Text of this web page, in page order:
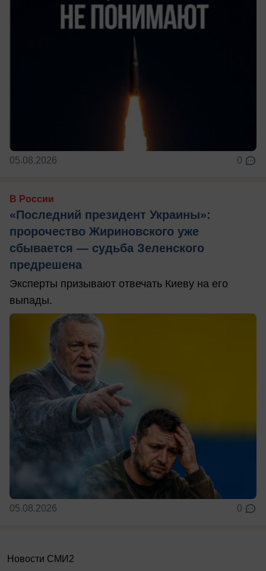
05.08.2026 0
В России
«Последний президент Украины»:
пророчество Жириновского уже
сбывается — судьба Зеленского
предрешена
Эксперты призывают отвечать Киеву на его
выпады.
05.08.2026 0
Новости СМИ2